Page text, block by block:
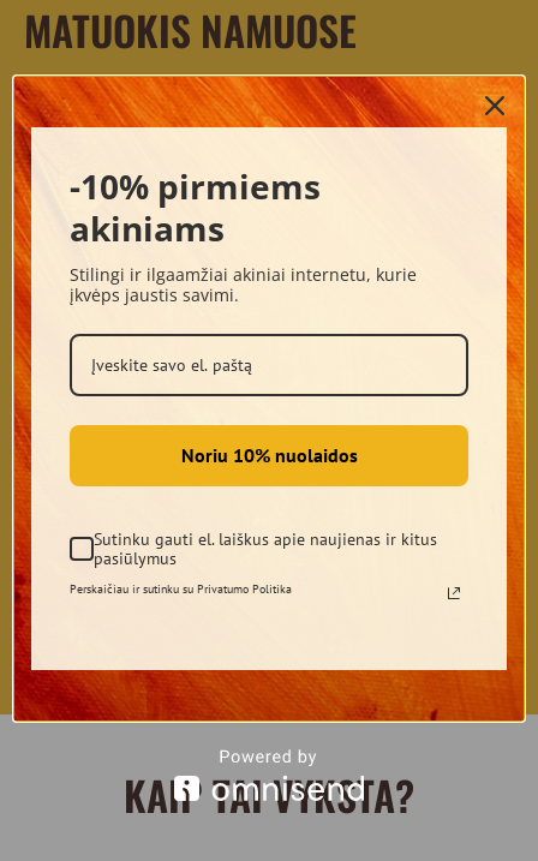
MATUOKIS NAMUOSE
Negali apsispręsti? Nesi įsitikinęs, kurie akiniai Tau
tiks? Nori ramiai apgalvoti ir keletą kartų
pasimatuoti? Užsisakyk rėmelius į namus ir atrask
savo mėgstamiausius.
KAIP TAI VYKSTA?
-10% pirmiems
akiniams
Stilingi ir ilgaamžiai akiniai internetu, kurie
įkvėps jaustis savimi.
Noriu 10% nuolaidos
Sutinku gauti el. laiškus apie naujienas ir kitus
pasiūlymus
Perskaičiau ir sutinku su Privatumo Politika